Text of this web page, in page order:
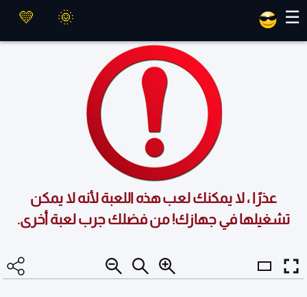
☰
عذرًا ، لا يمكنك لعب هذه اللعبة لأنه لا يمكن
تشغيلها في جهازك! من فضلك جرب لعبة أخرى.